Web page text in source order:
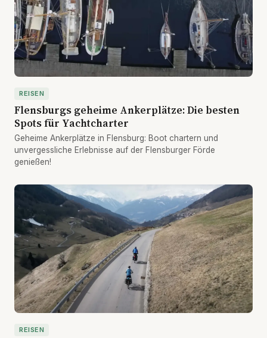
REISEN
Flensburgs geheime Ankerplätze: Die besten
Spots für Yachtcharter
Geheime Ankerplätze in Flensburg: Boot chartern und
unvergessliche Erlebnisse auf der Flensburger Förde
genießen!
REISEN